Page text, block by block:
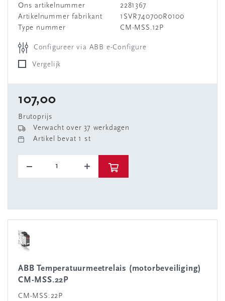
Ons artikelnummer
2281367
Artikelnummer fabrikant
1SVR740700R0100
Type nummer
CM-MSS.12P
Configureer via ABB e-Configure
Vergelijk
107,00
Brutoprijs
Verwacht over 37 werkdagen
Artikel bevat 1 st
ABB Temperatuurmeetrelais (motorbeveiliging)
CM-MSS.22P
CM-MSS.22P